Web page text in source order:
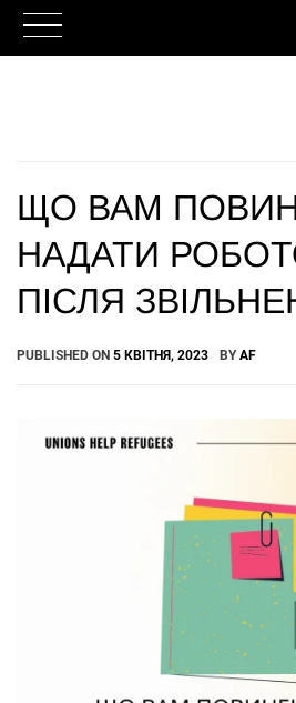
ЩО ВАМ
НАДАТИ
ПІСЛЯ
PUBLISHED ON 5 КВІТНЯ, 2023 BYAF